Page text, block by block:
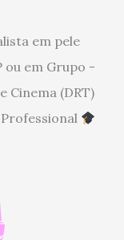
em pele
ou em Grupo -
Cinema (DRT)